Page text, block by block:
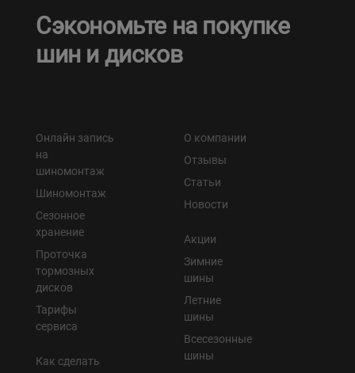
Сэкономьте на покупке
шин и дисков
Онлайн запись
на
шиномонтаж
Шиномонтаж
Сезонное
хранение
Проточка
тормозных
дисков
Тарифы
сервиса
Как сделать
О компании
Отзывы
Статьи
Новости
Акции
Зимние
шины
Летние
шины
Всесезонные
шины